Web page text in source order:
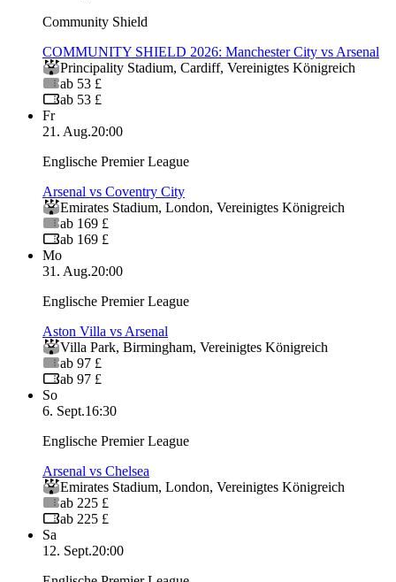
Community Shield
COMMUNITY SHIELD 2026: Manchester City vs Arsenal
Principality Stadium, Cardiff, Vereinigtes Königreich
ab 53 £
ab 53 £
Fr
21. Aug.20:00
Englische Premier League
Arsenal vs Coventry City
Emirates Stadium, London, Vereinigtes Königreich
ab 169 £
ab 169 £
Mo
31. Aug.20:00
Englische Premier League
Aston Villa vs Arsenal
Villa Park, Birmingham, Vereinigtes Königreich
ab 97 £
ab 97 £
So
6. Sept.16:30
Englische Premier League
Arsenal vs Chelsea
Emirates Stadium, London, Vereinigtes Königreich
ab 225 £
ab 225 £
Sa
12. Sept.20:00